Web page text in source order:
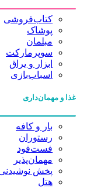
کتاب‌فروشی
پوشاک
مبلمان
سوپرمارکت
ابزار و یراق
اسباب‌بازی
غذا و مهمان‌داری
بار و کافه
رستوران
فست‌فود
مهمان‌پذیر
پخش
هتل